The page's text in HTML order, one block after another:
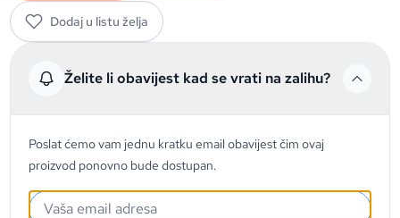
Dodaj u listu želja
Želite li obavijest kad se vrati na zalihu?
Poslat ćemo vam jednu kratku email obavijest čim ovaj
proizvod ponovno bude dostupan.